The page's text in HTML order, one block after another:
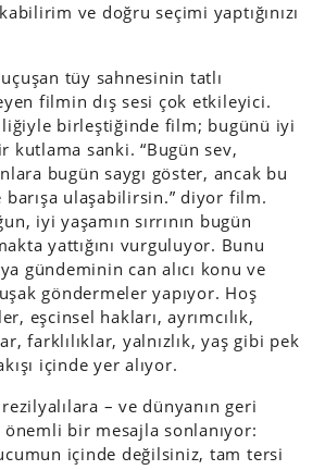
ve doğru seçimi yaptığınızı
uçuşan tüy sahnesinin tatlı
filmin dış sesi çok etkileyici.
birleştiğinde film; bugünü iyi
kutlama sanki. “Bugün sev,
bugün saygı göster, ancak bu
barışa ulaşabilirsin.” diyor film.
iyi yaşamın sırrının bugün
yattığını vurguluyor. Bunu
gündeminin can alıcı konu ve
göndermeler yapıyor. Hoş
eşcinsel hakları, ayrımcılık,
farklılıklar, yalnızlık, yaş gibi pek
içinde yer alıyor.
– ve dünyanın geri
önemli bir mesajla sonlanıyor:
içinde değilsiniz, tam tersi